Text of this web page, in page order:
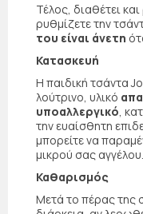
Τέλος, διαθέτει
ρυθμίζετε την
του είναι άνετη
Κατασκευή
Η παιδική τσάντα
λούτρινο, υλικό
υποαλλεργικό ,
την ευαίσθητη
μπορείτε να
μικρού σας αγγέλου.
Καθαρισμός
Μετά το πέρας της